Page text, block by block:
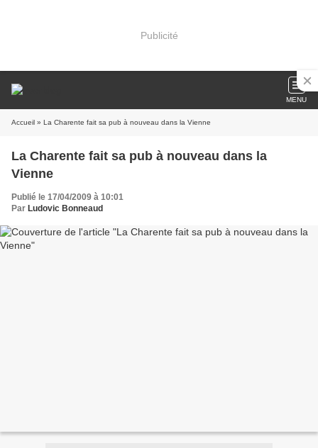
Publicité
MENU
Accueil » La Charente fait sa pub à nouveau dans la Vienne
La Charente fait sa pub à nouveau dans la
Vienne
Publié le 17/04/2009 à 10:01
Par Ludovic Bonneaud